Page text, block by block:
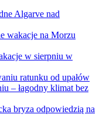
Algarve nad
wakacje na Morzu
w sierpniu w
ratunku od upałów
– łagodny klimat bez
bryza odpowiedzią na